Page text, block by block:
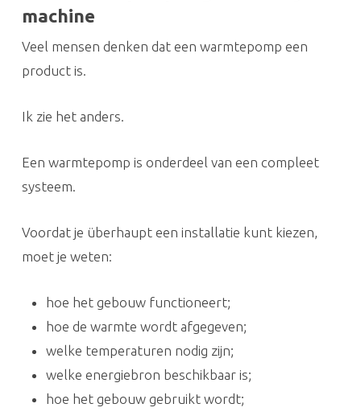
machine
Veel mensen denken dat een warmtepomp een
product is.
Ik zie het anders.
Een warmtepomp is onderdeel van een compleet
systeem.
Voordat je überhaupt een installatie kunt kiezen,
moet je weten:
hoe het gebouw functioneert;
hoe de warmte wordt afgegeven;
welke temperaturen nodig zijn;
welke energiebron beschikbaar is;
hoe het gebouw gebruikt wordt;